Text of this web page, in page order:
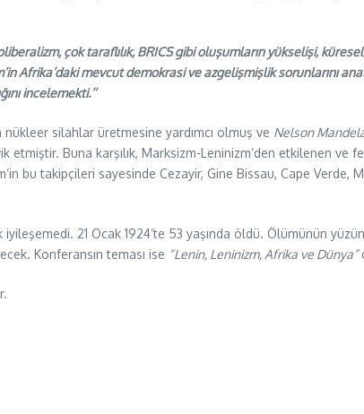
çok taraflılık, BRICS gibi oluşumların yükselişi,
Afrika’daki mevcut demokrasi ve azgelişmişlik sorunlarını
incelemekti.’’
nükleer silahlar üretmesine yardımcı olmuş ve Nelson
Buna karşılık, Marksizm-Leninizm’den etkilenen ve
bu takipçileri sayesinde Cezayir, Gine Bissau, Cape Verde,
21 Ocak 1924’te 53 yaşında öldü. Ölümünün
Konferansın teması ise “Lenin, Leninizm, Afrika ve Dünya”